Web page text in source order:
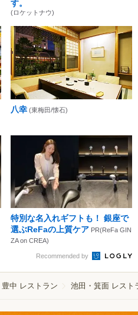
す。
(ロケットナウ)
八幸 (東梅田/懐石)
特別な名入れギフトも！ 銀座で
選ぶReFaの上質ケア PR(ReFa GIN
ZA on CREA)
Recommended by
豊中 レストラン 池田・箕面 レスト